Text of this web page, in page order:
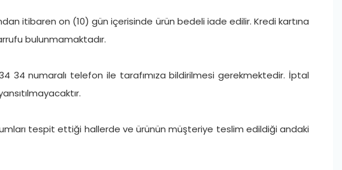
itibaren on (10) gün içerisinde ürün bedeli iade edilir. Kredi kartına
bulunmamaktadır.
34 numaralı telefon ile tarafımıza bildirilmesi gerekmektedir. İptal
tespit ettiği hallerde ve ürünün müşteriye teslim edildiği andaki